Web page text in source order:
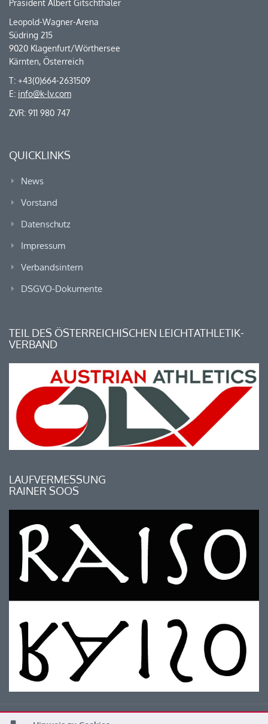
Präsident Albert Gitschthaler
Leopold-Wagner-Arena
Südring 215
9020 Klagenfurt/Wörthersee
Kärnten, Österreich
T: +43(0)664-2631509
E: info@k-lv.com
ZVR: 911 980 747
QUICKLINKS
News
Vorstand
Datenschutz
Impressum
Verbandsintern
DSGVO-Dokumente
TEIL DES ÖSTERREICHISCHEN LEICHTATHLETIK-
VERBAND
LAUFVERMESSUNG
RAINER SOOS